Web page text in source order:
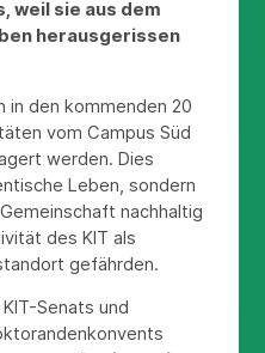
weil sie aus dem
herausgerissen
in den kommenden 20
vom Campus Süd
werden. Dies
Leben, sondern
nachhaltig
des KIT als
gefährden.
Senats und